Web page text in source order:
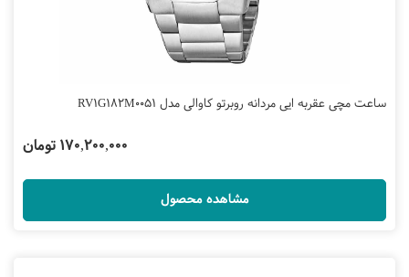
ساعت مچی عقربه ایی مردانه روبرتو کاوالی مدل RV1G182M0051
170,200,000 تومان
مشاهده محصول